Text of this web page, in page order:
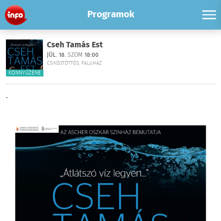
Programok
Cseh Tamás Est
JÚL. 18. SZOM 18:00
CSIKÓSTŐTTŐS, FALUHÁZ
KÖNNYŰZENE
.